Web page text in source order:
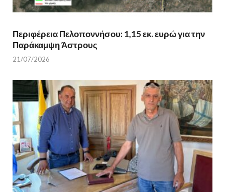
Περιφέρεια Πελοποννήσου: 1,15 εκ. ευρώ για την
Παράκαμψη Άστρους
21/07/2026